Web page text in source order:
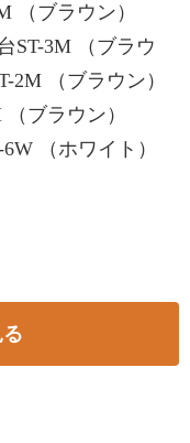
（ブラウン）
ST-3M （ブラウ
2M （ブラウン）
ブラウン）
（ホワイト）